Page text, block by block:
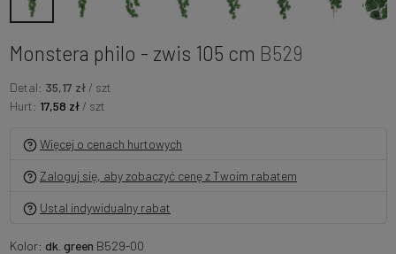
Monstera philo - zwis 105 cm B529
Detal: 35,17 zł / szt
Hurt: 17,58 zł / szt
Więcej o cenach hurtowych
Zaloguj się, aby zobaczyć cenę z Twoim rabatem
Ustal indywidualny rabat
Kolor: dk. green B529-00